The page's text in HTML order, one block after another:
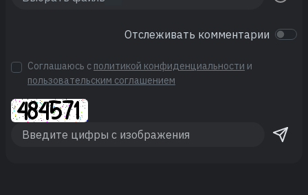
Отслеживать комментарии
Соглашаюсь с политикой конфиденциальности и
пользовательским соглашением